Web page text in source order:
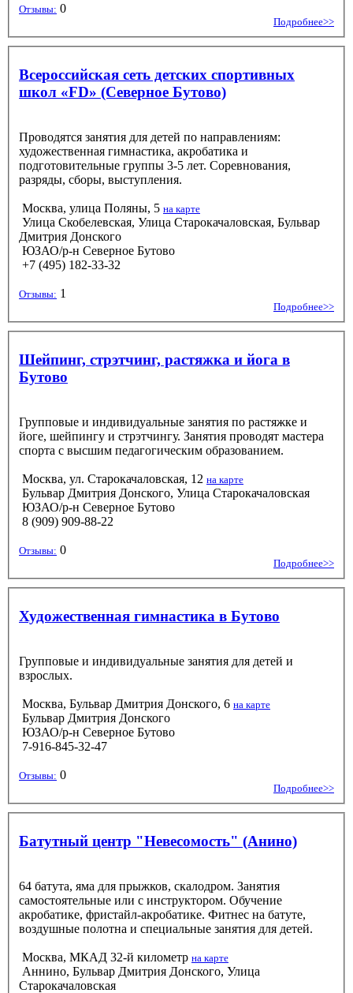
Отзывы: 0
Подробнее>>
Всероссийская сеть детских спортивных
школ «FD» (Северное Бутово)
Проводятся занятия для детей по направлениям:
художественная гимнастика, акробатика и
подготовительные группы 3-5 лет. Соревнования,
разряды, сборы, выступления.
Москва, улица Поляны, 5 на карте
Улица Скобелевская, Улица Старокачаловская, Бульвар
Дмитрия Донского
ЮЗАО/р-н Северное Бутово
+7 (495) 182-33-32
Отзывы: 1
Подробнее>>
Шейпинг, стрэтчинг, растяжка и йога в
Бутово
Групповые и индивидуальные занятия по растяжке и
йоге, шейпингу и стрэтчингу. Занятия проводят мастера
спорта с высшим педагогическим образованием.
Москва, ул. Старокачаловская, 12 на карте
Бульвар Дмитрия Донского, Улица Старокачаловская
ЮЗАО/р-н Северное Бутово
8 (909) 909-88-22
Отзывы: 0
Подробнее>>
Художественная гимнастика в Бутово
Групповые и индивидуальные занятия для детей и
взрослых.
Москва, Бульвар Дмитрия Донского, 6 на карте
Бульвар Дмитрия Донского
ЮЗАО/р-н Северное Бутово
7-916-845-32-47
Отзывы: 0
Подробнее>>
Батутный центр "Невесомость" (Анино)
64 батута, яма для прыжков, скалодром. Занятия
самостоятельные или с инструктором. Обучение
акробатике, фристайл-акробатике. Фитнес на батуте,
воздушные полотна и специальные занятия для детей.
Москва, МКАД 32-й километр на карте
Аннино, Бульвар Дмитрия Донского, Улица
Старокачаловская